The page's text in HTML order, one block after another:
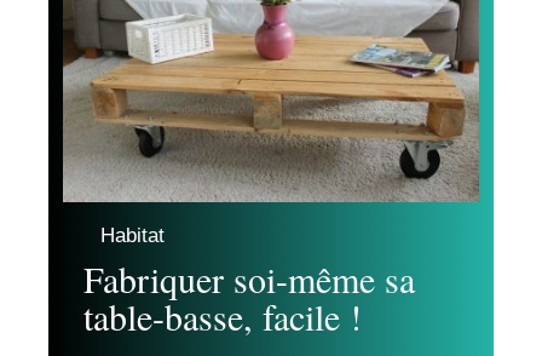
Habitat
Fabriquer soi-même sa
table-basse, facile !